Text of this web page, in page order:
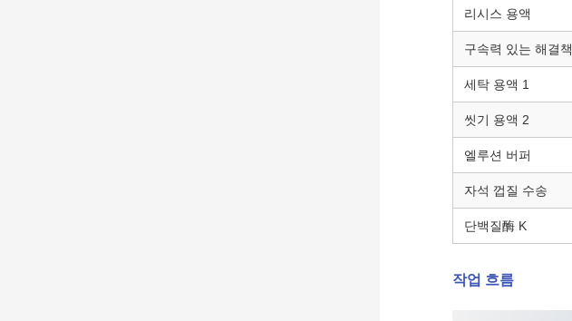
리시스 용액
구속력 있는 해결책
세탁 용액 1
씻기 용액 2
엘루션 버퍼
자석 껍질 수송
단백질酶 K
작업 흐름